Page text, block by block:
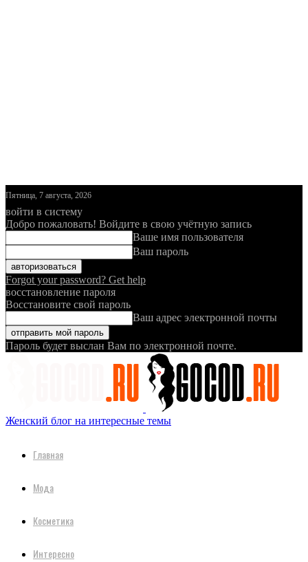
Пятница, 7 августа, 2026
войти в систему
Добро пожаловать! Войдите в свою учётную запись
Ваше имя пользователя
Ваш пароль
Forgot your password? Get help
восстановление пароля
Восстановите свой пароль
Ваш адрес электронной почты
Пароль будет выслан Вам по электронной почте.
Женский блог на интересные темы
Главная
Мода
Косметика
Интересно